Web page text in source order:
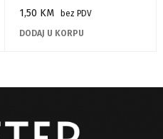
1,50 KM
bez PDV
DODAJ U KORPU